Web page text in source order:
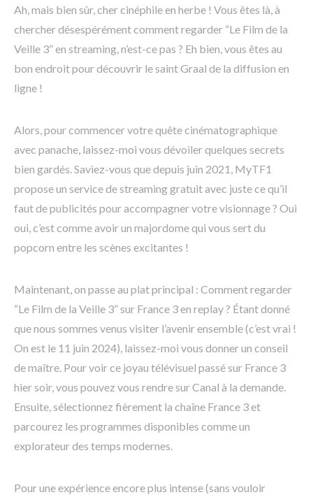
Ah, mais bien sûr, cher cinéphile en herbe ! Vous êtes là, à
chercher désespérément comment regarder “Le Film de la
Veille 3” en streaming, n’est-ce pas ? Eh bien, vous êtes au
bon endroit pour découvrir le saint Graal de la diffusion en
ligne !
Alors, pour commencer votre quête cinématographique
avec panache, laissez-moi vous dévoiler quelques secrets
bien gardés. Saviez-vous que depuis juin 2021, MyTF1
propose un service de streaming gratuit avec juste ce qu’il
faut de publicités pour accompagner votre visionnage ? Oui
oui, c’est comme avoir un majordome qui vous sert du
popcorn entre les scènes excitantes !
Maintenant, on passe au plat principal : Comment regarder
“Le Film de la Veille 3” sur France 3 en replay ? Étant donné
que nous sommes venus visiter l’avenir ensemble (c’est vrai !
On est le 11 juin 2024), laissez-moi vous donner un conseil
de maître. Pour voir ce joyau télévisuel passé sur France 3
hier soir, vous pouvez vous rendre sur Canal à la demande.
Ensuite, sélectionnez fièrement la chaîne France 3 et
parcourez les programmes disponibles comme un
explorateur des temps modernes.
Pour une expérience encore plus intense (sans vouloir